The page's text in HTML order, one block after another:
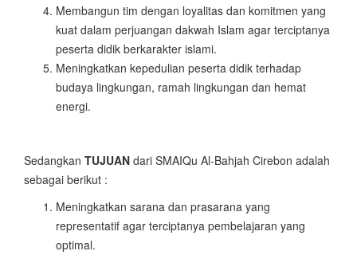
Membangun tim dengan loyalitas dan komitmen yang
kuat dalam perjuangan dakwah Islam agar terciptanya
peserta didik berkarakter islami.
Meningkatkan kepedulian peserta didik terhadap
budaya lingkungan, ramah lingkungan dan hemat
energi.
Sedangkan TUJUAN dari SMAIQu Al-Bahjah Cirebon adalah
sebagai berikut :
Meningkatkan sarana dan prasarana yang
representatif agar terciptanya pembelajaran yang
optimal.